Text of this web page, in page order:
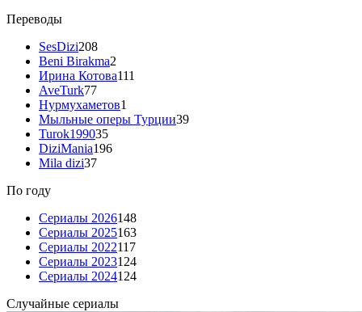
Переводы
SesDizi208
Beni Birakma2
Ирина Котова111
AveTurk77
Нурмухаметов1
Мыльные оперы Турции39
Turok199035
DiziMania196
Mila dizi37
По году
Сериалы 2026148
Сериалы 2025163
Сериалы 2022117
Сериалы 2023124
Сериалы 2024124
Случайные сериалы